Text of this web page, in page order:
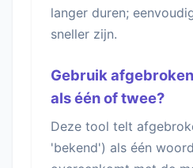
langer duren;
sneller zijn.
Gebruik
als één of twee?
Deze tool telt
'bekend') als één